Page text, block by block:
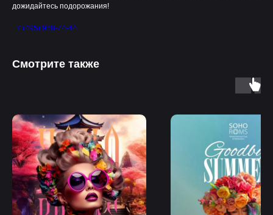
дожидайтесь подорожания!
+7 (495) 988-74-44
Смотрите также
Ближайшие
события